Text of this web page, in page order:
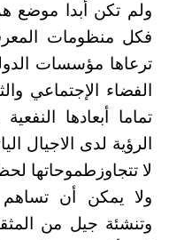
ولم تكن أبدا موضع
فكل منظومات
ترعاها مؤسسات
الفضاء الإجتماعي
تماما أبعادها
الرؤية لدى الاجيال
لا تتجاوزطموحاتها
ولا يمكن أن تساهم
وتنشئة جيل من